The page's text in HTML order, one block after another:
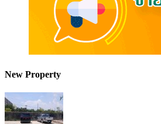
New Property